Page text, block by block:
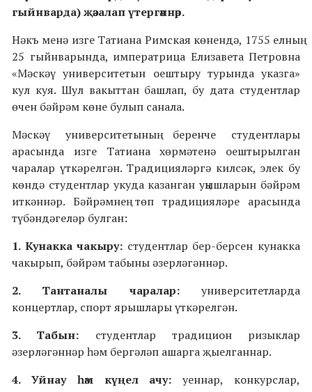
гыйнварда) җәзалап үтергәннәр.
Нәкъ менә изге Татиана Римская көнендә, 1755 елның
25 гыйнварында, императрица Елизавета Петровна
«Мәскәү университетын оештыру турында указга»
кул куя. Шул вакыттан башлап, бу дата студентлар
өчен бәйрәм көне булып санала.
Мәскәү университетының беренче студентлары
арасында изге Татиана хөрмәтенә оештырылган
чаралар үткәрелгән. Традицияләргә килсәк, элек бу
көндә студентлар укуда казанган уңышларын бәйрәм
иткәннәр. Бәйрәмнең төп традицияләре арасында
түбәндәгеләр булган:
1. Кунакка чакыру: студентлар бер-берсен кунакка
чакырып, бәйрәм табыны әзерләгәннәр.
2. Тантаналы чаралар:университетларда
концертлар, спорт ярышлары үткәрелгән.
3. Табын: студентлар традицион ризыклар
әзерләгәннәр һәм бергәләп ашарга җыелганнар.
4. Уйнау һәм күңел ачу: уеннар, конкурслар,